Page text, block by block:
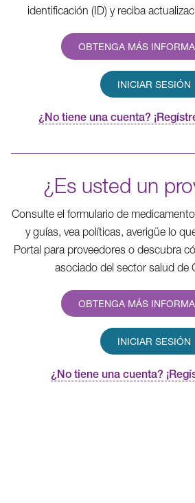
identificación (ID) y reciba
OBTENGA MÁS
INICIAR SESIÓN
¿No tiene una cuenta?
¿Es usted un
Consulte el formulario de
y guías, vea políticas, averigüe lo
Portal para proveedores o descubra
asociado del sector salud de
OBTENGA MÁS
INICIAR SESIÓN
¿No tiene una cuenta?